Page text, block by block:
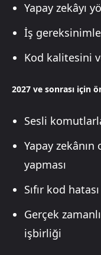
Yapay zekâyı
İş
Kod kalitesini
2027 ve sonrası için
Sesli
Yapay
yapması
Sıfır kod
Gerçek
işbirliği